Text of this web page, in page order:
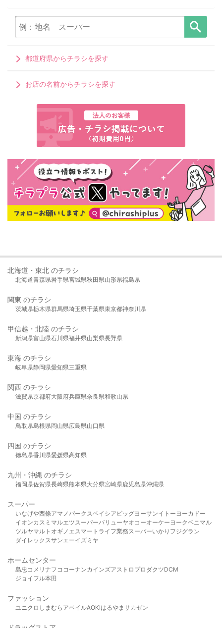
都道府県からチラシを探す
お店の名前からチラシを探す
北海道・東北 のチラシ
北海道青森県岩手県宮城県秋田県山形県福島県
関東 のチラシ
茨城県栃木県群馬県埼玉県千葉県東京都神奈川県
甲信越・北陸 のチラシ
新潟県富山県石川県福井県山梨県長野県
東海 のチラシ
岐阜県静岡県愛知県三重県
関西 のチラシ
滋賀県京都府大阪府兵庫県奈良県和歌山県
中国 のチラシ
鳥取県島根県岡山県広島県山口県
四国 のチラシ
徳島県香川県愛媛県高知県
九州・沖縄 のチラシ
福岡県佐賀県長崎県熊本県大分県宮崎県鹿児島県沖縄県
スーパー
いなげや西條アマノパークスベイシア ビッグヨーサンイトーヨーカドー
イオンカスミ マルエツスーパーバリューヤオコーオーケー ヨークベニマル
ツルヤマルト オギノ エスマート ライフ業務スーパーいかり フジグラン
ダイレックスサンエーイズミヤ
ホームセンター
島忠 コメリ ナフコ コーナンカインズアストロプロダクツDCM
ジョイフル本田
ファッション
ユニクロ しまむら アベイルAOKIはるやま サカゼン